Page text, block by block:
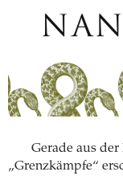
Gerade aus
„Grenzkämpfe“